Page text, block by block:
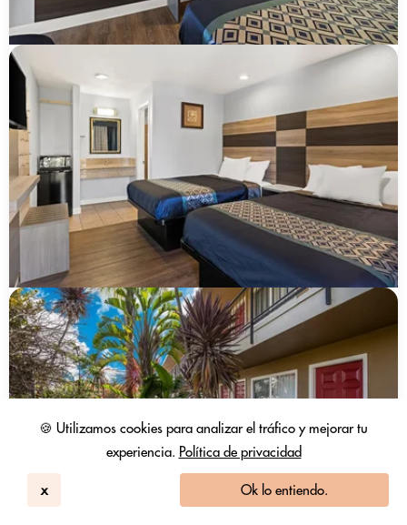
🍪 Utilizamos cookies para analizar el tráfico y mejorar tu
experiencia. Política de privacidad
x Ok lo entiendo.